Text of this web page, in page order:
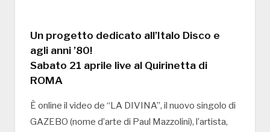
Un progetto dedicato all’Italo Disco e
agli anni ’80!
Sabato 21 aprile live al Quirinetta di
ROMA
È online il video de “LA DIVINA”, il nuovo singolo di
GAZEBO (nome d’arte di Paul Mazzolini), l’artista,